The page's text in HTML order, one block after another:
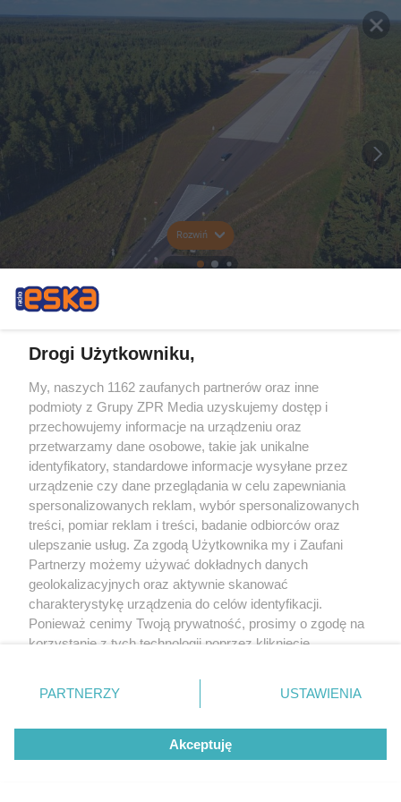
Rozwiń
Drogi Użytkowniku,
My, naszych 1162 zaufanych partnerów oraz inne
podmioty z Grupy ZPR Media uzyskujemy dostęp i
przechowujemy informacje na urządzeniu oraz
przetwarzamy dane osobowe, takie jak unikalne
identyfikatory, standardowe informacje wysyłane przez
urządzenie czy dane przeglądania w celu zapewniania
spersonalizowanych reklam, wybór spersonalizowanych
treści, pomiar reklam i treści, badanie odbiorców oraz
ulepszanie usług. Za zgodą Użytkownika my i Zaufani
Partnerzy możemy używać dokładnych danych
geolokalizacyjnych oraz aktywnie skanować
charakterystykę urządzenia do celów identyfikacji.
Ponieważ cenimy Twoją prywatność, prosimy o zgodę na
korzystanie z tych technologii poprzez kliknięcie
zmienić/wycofać klikając przycisk ustawień prywatności
znajdujący się w lewym dolnym rogu strony
rodzaje przetwarzania danych nie wymagają zgody
użytkownika, ale masz prawo sprzeciwić się takiemu
przetwarzaniu. Preferencje będą miały zastosowanie tylko
PARTNERZY USTAWIENIA
Akceptuję